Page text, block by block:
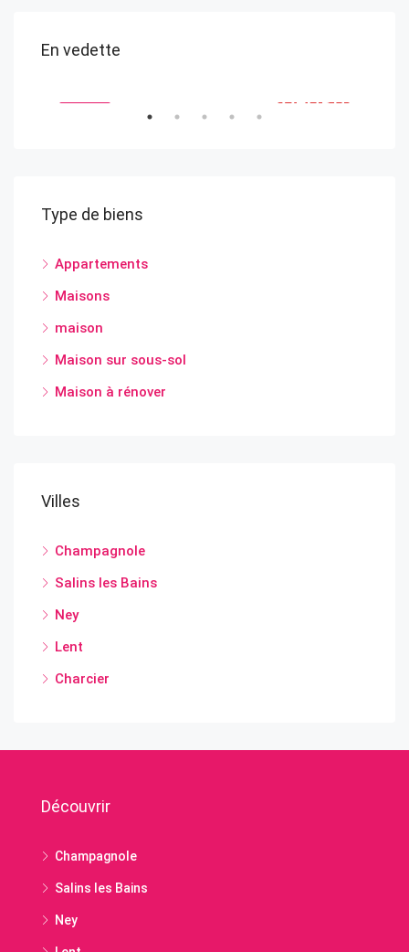
En vedette
VENDU
426'400€
Type de biens
Appartements
Maisons
maison
Maison sur sous-sol
Maison à rénover
Villes
Champagnole
Salins les Bains
Ney
Lent
Charcier
Découvrir
Champagnole
Salins les Bains
Ney